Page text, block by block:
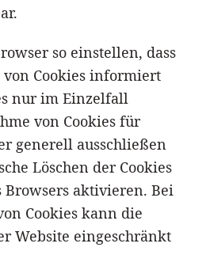
so einstellen, dass
von Cookies informiert
nur im Einzelfall
von Cookies für
generell ausschließen
Löschen der Cookies
Browsers aktivieren. Bei
Cookies kann die
Website eingeschränkt